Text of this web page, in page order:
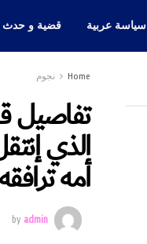
سياسة عربية قضية و حدث
Home نجوم
تفاصيل
الذي
أمه
byadmin